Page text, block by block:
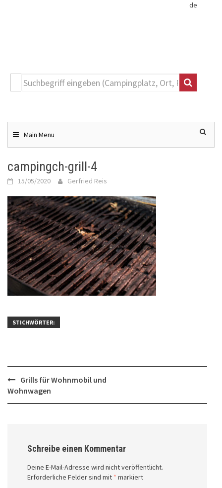
de
content Main Menu
campingch-grill-4
15/05/2020 Gerfried Reis
STICHWÖRTER:
Post
navigation
Grills für Wohnmobil und
Wohnwagen
Schreibe einen Kommentar
Deine E-Mail-Adresse wird nicht veröffentlicht.
Erforderliche Felder sind mit * markiert